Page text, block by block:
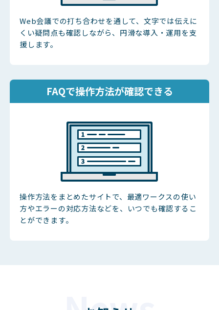
Web会議での打ち合わせを通して、文字では伝えに
くい疑問点も確認しながら、円滑な導入・運用を支
援します。
FAQで操作方法が確認できる
操作方法をまとめたサイトで、最適ワークスの使い
方やエラーの対応方法などを、いつでも確認するこ
とができます。